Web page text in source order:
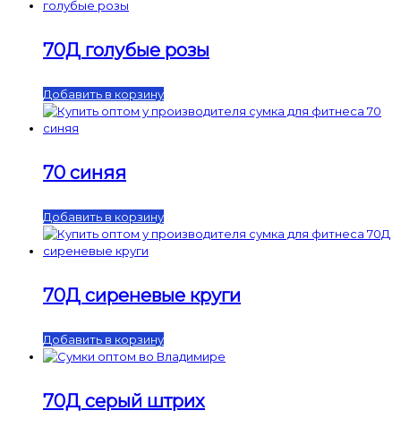
70Д голубые розы
Добавить в корзину
70 синяя
Добавить в корзину
70Д сиреневые круги
Добавить в корзину
70Д серый штрих